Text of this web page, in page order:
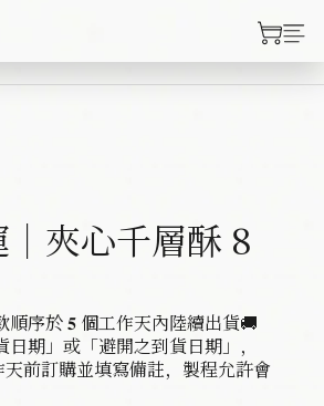
夾心千層酥 8
順序於 𝟓 個工作天內陸續出貨🚚
日期」或「避開之到貨日期」，
前訂購並填寫備註，製程允許會